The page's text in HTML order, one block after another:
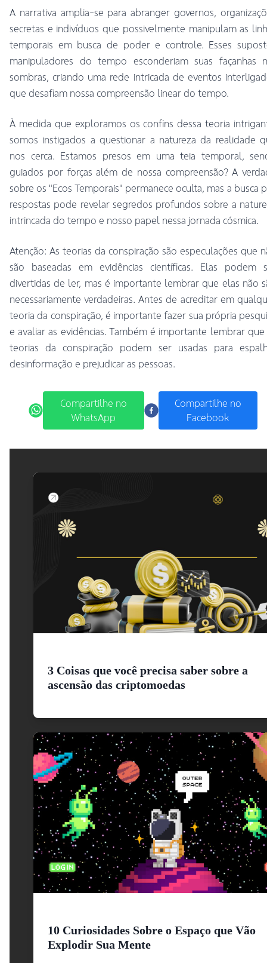
A narrativa amplia-se para abranger governos,
secretas e indivíduos que possivelmente manipulam as
temporais em busca de poder e controle. Esses
manipuladores do tempo esconderiam suas façanhas
sombras, criando uma rede intricada de eventos
que desafiam nossa compreensão linear do tempo.
À medida que exploramos os confins dessa teoria
somos instigados a questionar a natureza da realidade
nos cerca. Estamos presos em uma teia temporal,
guiados por forças além de nossa compreensão? A
sobre os "Ecos Temporais" permanece oculta, mas a busca
respostas pode revelar segredos profundos sobre a
intrincada do tempo e nosso papel nessa jornada cósmica.
Atenção: As teorias da conspiração são especulações que
são baseadas em evidências científicas. Elas podem
divertidas de ler, mas é importante lembrar que elas não
necessariamente verdadeiras. Antes de acreditar em
teoria da conspiração, é importante fazer sua própria
e avaliar as evidências. Também é importante lembrar que
teorias da conspiração podem ser usadas para
desinformação e prejudicar as pessoas.
Compartilhe no
WhatsApp
Compartilhe no
Facebook
3 Coisas que você precisa saber sobre a
ascensão das criptomoedas
10 Curiosidades Sobre o Espaço que Vão
Explodir Sua Mente